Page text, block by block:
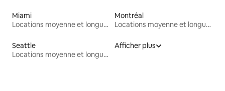
Miami
Locations moyenne et longue durée
Montréal
Locations moyenne et longue durée
Seattle
Locations moyenne et longue durée
Afficher plus